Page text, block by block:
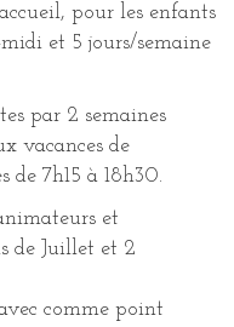
pour les enfants
midi et 5 jours/semaine
par 2 semaines
vacances de
de 7h15 à 18h30.
et
de Juillet et 2
comme point